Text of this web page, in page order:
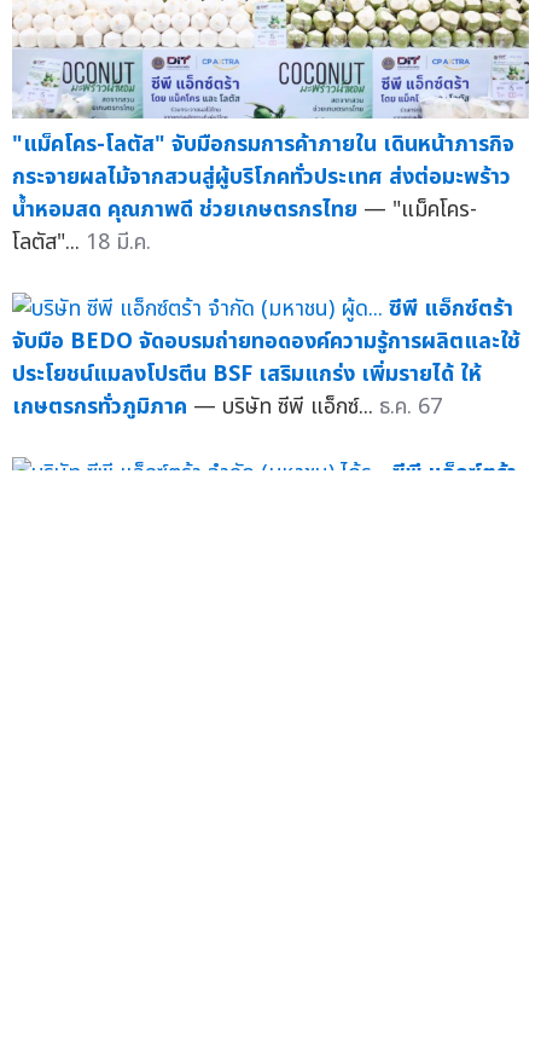
"แม็คโคร-โลตัส" จับมือกรมการค้าภายใน เดินหน้าภารกิจ
กระจายผลไม้จากสวนสู่ผู้บริโภคทั่วประเทศ ส่งต่อมะพร้าว
น้ำหอมสด คุณภาพดี ช่วยเกษตรกรไทย — "แม็คโคร-
โลตัส"... 18 มี.ค.
ซีพี แอ็กซ์ตร้า
จับมือ BEDO จัดอบรมถ่ายทอดองค์ความรู้การผลิตและใช้
ประโยชน์แมลงโปรตีน BSF เสริมแกร่ง เพิ่มรายได้ ให้
เกษตรกรทั่วภูมิภาค — บริษัท ซีพี แอ็กซ์... ธ.ค. 67
ซีพี แอ็กซ์ตร้า